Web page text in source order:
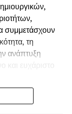
συμμετάσχουν
τη
ανάπτυξη
ευχάριστο